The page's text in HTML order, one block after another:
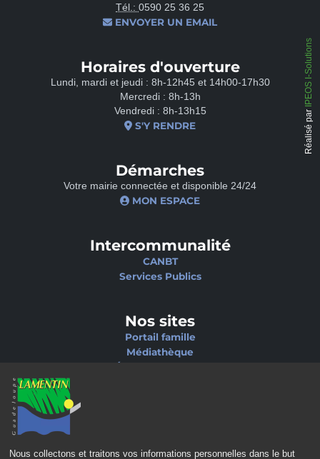
Nous collectons et traitons vos informations personnelles dans le but
Tél.: 0590 25 36 25
ENVOYER UN EMAIL
Horaires d'ouverture
Lundi, mardi et jeudi : 8h-12h45 et 14h00-17h30
Mercredi : 8h-13h
Vendredi : 8h-13h15
S'Y RENDRE
Démarches
Votre mairie connectée et disponible 24/24
MON ESPACE
Intercommunalité
CANBT
Services Publics
Nos sites
Portail famille
Médiathèque
POLITIQUE DE CONFIDENTIALITÉ
POLITIQUE D’ACCESSIBILITÉ
Réalisé par
IPEOS I-Solutions